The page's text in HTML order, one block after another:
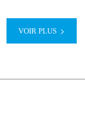
VOIR PLUS